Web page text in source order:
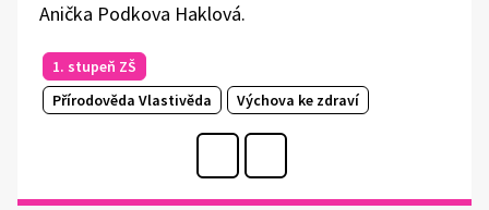
Anička Podkova Haklová.
1. stupeň ZŠ
Přírodověda Vlastivěda
Výchova ke zdraví